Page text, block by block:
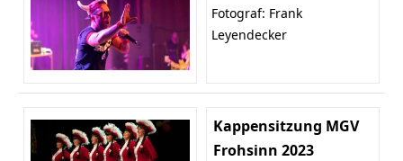
Fotograf: Frank
Leyendecker
Kappensitzung MGV
Frohsinn 2023